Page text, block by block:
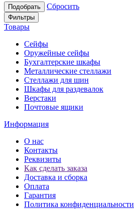
Подобрать Сбросить
Фильтры
Товары
Сейфы
Оружейные сейфы
Бухгалтерские шкафы
Металлические стеллажи
Стеллажи для шин
Шкафы для раздевалок
Верстаки
Почтовые ящики
Информация
О нас
Контакты
Реквизиты
Как сделать заказа
Доставка и сборка
Оплата
Гарантия
Политика конфиденциальности